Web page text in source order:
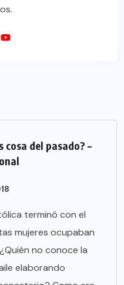
cosa del pasado? –
terminó con el
mujeres ocupaban
no conoce la
elaborando